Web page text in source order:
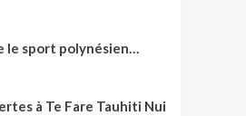
le sport polynésien…
à Te Fare Tauhiti Nui